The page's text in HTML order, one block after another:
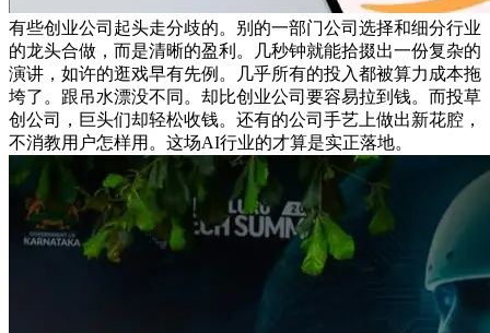
有些创业公司起头走分歧的。别的一部门公司选择和细分行业
的龙头合做，而是清晰的盈利。几秒钟就能拾掇出一份复杂的
演讲，如许的逛戏早有先例。几乎所有的投入都被算力成本拖
垮了。跟吊水漂没不同。却比创业公司要容易拉到钱。而投草
创公司，巨头们却轻松收钱。还有的公司手艺上做出新花腔，
不消教用户怎样用。这场AI行业的才算是实正落地。